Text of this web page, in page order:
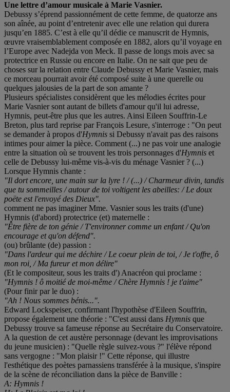
Une lettre d’amour musicale à Marie Vasnier.
Debussy s’éprend passionnément de cette femme, de quatorze ans
son aînée, au point d’entretenir avec elle une relation qui durera
jusqu’en 1885. C’est à elle qu’il dédie ce manuscrit de Hymnis,
œuvre vraisemblablement composée en 1882, alors qu’il voyage en
l’Europe avec Nadejda von Meck. Il passe de longs mois avec sa
protectrice en Russie ou encore en Italie. On ne sait que peu de
choses sur la relation entre Claude Debussy et Marie Vasnier, mais
ce morceau pourrait avoir été composé suite à une querelle ou
quelques jalousies de la part de son amante ?
Plusieurs spécialistes considèrent que les mélodies écrites pour
Marie Vasnier sont autant de billets d'amour qu'il lui adresse,
Hymnis, peut-être plus que les autres. Ainsi Eileen Souffrin-Le
Breton, plus tard reprise par François Lesure, s'interroge : "On peut
se demander à propos d'Hymnis si Debussy n'avait pas des raisons
intimes pour aimer la pièce. Comment (...) ne pas voir une analogie
entre la situation où se trouvent les trois personnages d'Hymnis et
celle de Debussy lui-même vis-à-vis du ménage Vasnier ? (...)
Lorsque Hymnis chante :
"Il dort encore, une main sur la lyre ! / (...) / Charmeur divin, tandis
que tu sommeilles / autour de toi voltigent les abeilles: / Le doux
poëte est l'envoyé des Dieux".
comment ne pas imaginer Mme. Vasnier sous les traits (d'une)
Hymnis (d'abord) protectrice (et) maternelle :
"Être fière de ton génie / T'environner comme un enfant / Qu'on
encourage et qu'on défend".
(ou) brûlante (de) passion :
"Dans l'ardeur qui me déchire / Le coeur plein de toi, / Je t'offre, ô
mon roi, / Ma fureur et mon délire"
(Et le compositeur, sous les traits d') Anacréon qui proclame :
"Hymnis ! ô moitié de moi-même / Chère Hymnis ! je t'aime"
(Pour finir par le duo) :
"Ah ! Nous sommes bénis...".
Edward Lockspeiser, confirmant l'hypothèse d'Eileen Souffrin,
propose également une théorie : "C'est aussi dans Hymnis que
Debussy trouve sa fameuse réponse au Secrétaire du Conservatoire.
A la question de cet austère personnage (devant les improvisations
du jeune musicien) : "Quelle règle suivez-vous ?" l'élève répond
sans vergogne : "Mon plaisir !" Cette réponse, qui illustre
l'esthétique des poètes parnassiens transférée à la musique, s'inspire
de la scène de réconciliation dans la pièce de Banville :
A: Hymnis !